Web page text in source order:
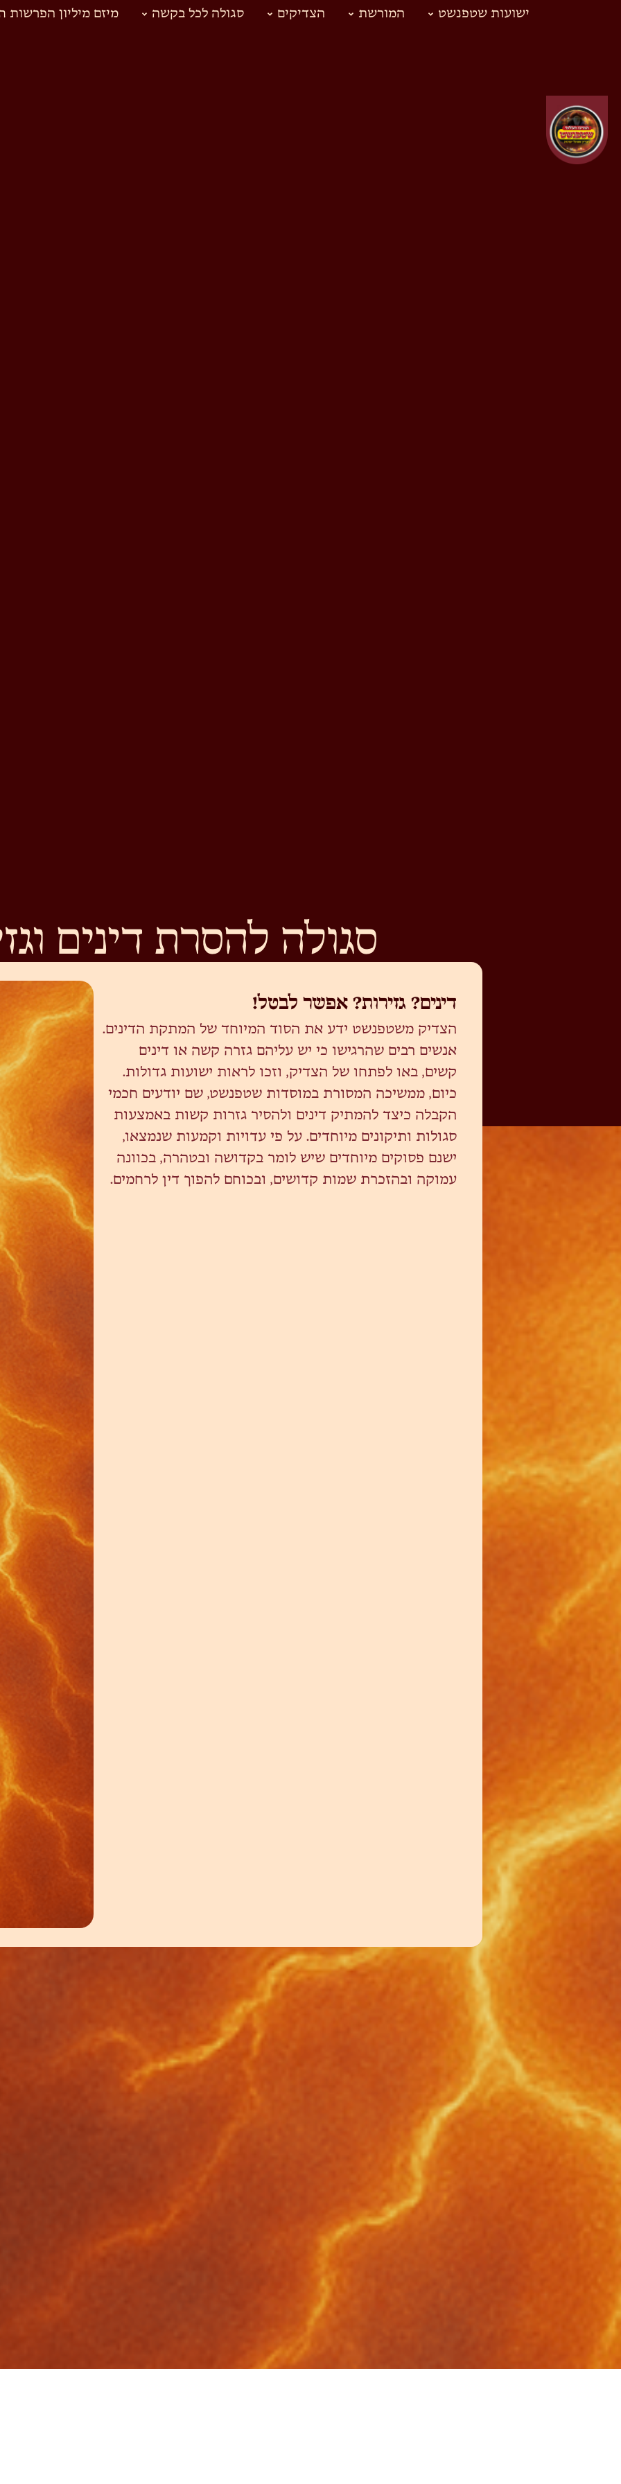
ישועות שטפנשט המורשת הצדיקים סגולה לכל בקשה מיזם מיליון הפרשות
סגולה להסרת דינים
דינים? גזירות? אפשר לבטל!
הצדיק משטפנשט ידע את הסוד המיוחד של המתקת הדינים.
אנשים רבים שהרגישו כי יש עליהם גזרה קשה או דינים
קשים, באו לפתחו של הצדיק, וזכו לראות ישועות גדולות.
כיום, ממשיכה המסורת במוסדות שטפנשט, שם יודעים חכמי
הקבלה כיצד להמתיק דינים ולהסיר גזרות קשות באמצעות
סגולות ותיקונים מיוחדים. על פי עדויות וקמעות שנמצאו,
ישנם פסוקים מיוחדים שיש לומר בקדושה ובטהרה, בכוונה
עמוקה ובהזכרת שמות קדושים, ובכוחם להפוך דין לרחמים.